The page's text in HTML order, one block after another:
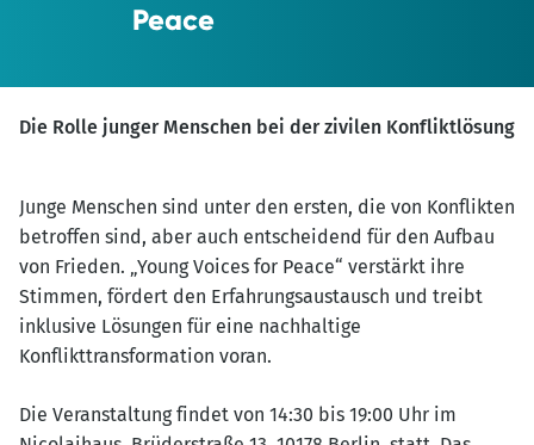
Peace
Die Rolle junger Menschen bei der zivilen Konfliktlösung
Junge Menschen sind unter den ersten, die von Konflikten
betroffen sind, aber auch entscheidend für den Aufbau
von Frieden. „Young Voices for Peace“ verstärkt ihre
Stimmen, fördert den Erfahrungsaustausch und treibt
inklusive Lösungen für eine nachhaltige
Konflikttransformation voran.
Die Veranstaltung findet von 14:30 bis 19:00 Uhr im